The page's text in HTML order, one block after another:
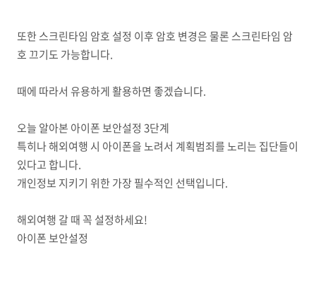
또한 스크린타임 암호 설정 이후 암호 변경은 물론 스크린타임 암
호 끄기도 가능합니다.
때에 따라서 유용하게 활용하면 좋겠습니다.
오늘 알아본 아이폰 보안설정 3단계
특히나 해외여행 시 아이폰을 노려서 계획범죄를 노리는 집단들이
있다고 합니다.
개인정보 지키기 위한 가장 필수적인 선택입니다.
해외여행 갈 때 꼭 설정하세요!
아이폰 보안설정